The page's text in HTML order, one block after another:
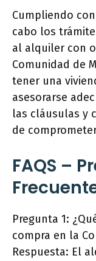
Cumpliendo
cabo los
al alquiler con
Comunidad de
tener una
asesorarse
las cláusulas y
de
FAQS –
Pregunta 1:
compra en la
Respuesta: El